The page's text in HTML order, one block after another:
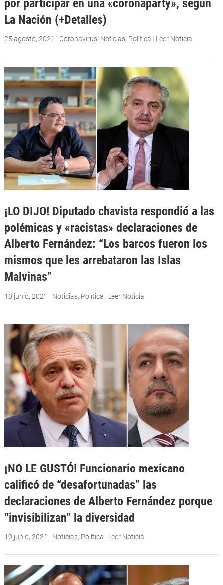
por participar en una «coronaparty», según
La Nación (+Detalles)
25 agosto, 2021 | Coronavirus, Noticias, Política | Leer Noticia
¡LO DIJO! Diputado chavista respondió a las
polémicas y «racistas» declaraciones de
Alberto Fernández: “Los barcos fueron los
mismos que les arrebataron las Islas
Malvinas”
10 junio, 2021 | Noticias, Política | Leer Noticia
¡NO LE GUSTÓ! Funcionario mexicano
calificó de “desafortunadas” las
declaraciones de Alberto Fernández porque
“invisibilizan” la diversidad
10 junio, 2021 | Noticias, Política | Leer Noticia